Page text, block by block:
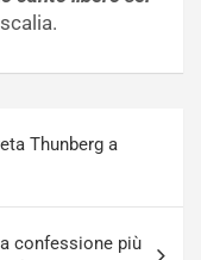
Thunberg a
confessione più